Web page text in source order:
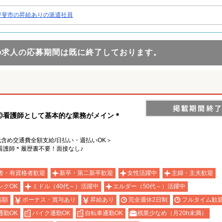
斐市の昇給ありの派遣社員
人の応募期間は既に終了しております。
護師として基本的な業務がメイン＊
め交通費全額支給/日払い・週払いOK＞
師＊履歴書不要！面接なし♪
・有資格者歓迎 新卒・第二新卒歓迎 女性活躍中
主婦・主夫歓迎
クOK
ミドル（40代～）活躍中
エルダー（50代～）活躍中
額
ボーナス・賞与あり 昇給あり 完全週休2日制
フルタイム歓
勤OK
バイク通勤OK 自転車通勤OK 残業少なめ（月20h未満）